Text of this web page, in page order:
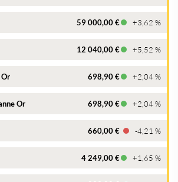
59 000,00 € +3,62 %
12 040,00 € +5,52 %
Or 698,90 € +2,04 %
Or 698,90 € +2,04 %
660,00 € -4,21 %
4 249,00 € +1,65 %